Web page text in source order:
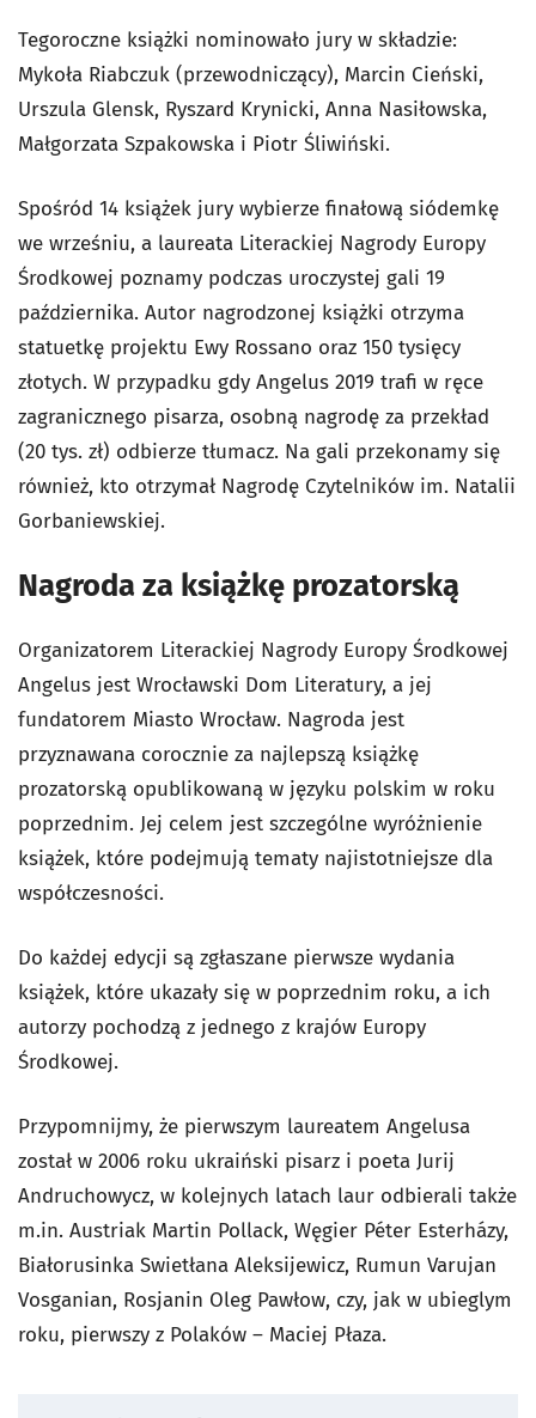
Tegoroczne książki nominowało jury w składzie:
Mykoła Riabczuk (przewodniczący), Marcin Cieński,
Urszula Glensk, Ryszard Krynicki, Anna Nasiłowska,
Małgorzata Szpakowska i Piotr Śliwiński.
Spośród 14 książek jury wybierze finałową siódemkę
we wrześniu, a laureata Literackiej Nagrody Europy
Środkowej poznamy podczas uroczystej gali 19
października. Autor nagrodzonej książki otrzyma
statuetkę projektu Ewy Rossano oraz 150 tysięcy
złotych. W przypadku gdy Angelus 2019 trafi w ręce
zagranicznego pisarza, osobną nagrodę za przekład
(20 tys. zł) odbierze tłumacz. Na gali przekonamy się
również, kto otrzymał Nagrodę Czytelników im. Natalii
Gorbaniewskiej.
Nagroda za książkę prozatorską
Organizatorem Literackiej Nagrody Europy Środkowej
Angelus jest Wrocławski Dom Literatury, a jej
fundatorem Miasto Wrocław. Nagroda jest
przyznawana corocznie za najlepszą książkę
prozatorską opublikowaną w języku polskim w roku
poprzednim. Jej celem jest szczególne wyróżnienie
książek, które podejmują tematy najistotniejsze dla
współczesności.
Do każdej edycji są zgłaszane pierwsze wydania
książek, które ukazały się w poprzednim roku, a ich
autorzy pochodzą z jednego z krajów Europy
Środkowej.
Przypomnijmy, że pierwszym laureatem Angelusa
został w 2006 roku ukraiński pisarz i poeta Jurij
Andruchowycz, w kolejnych latach laur odbierali także
m.in. Austriak Martin Pollack, Węgier Péter Esterházy,
Białorusinka Swietłana Aleksijewicz, Rumun Varujan
Vosganian, Rosjanin Oleg Pawłow, czy, jak w ubieglym
roku, pierwszy z Polaków – Maciej Płaza.